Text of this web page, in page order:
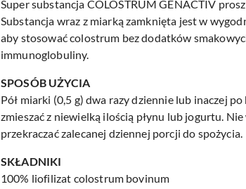
Super substancja COLOSTRUM GENACTIV
Substancja wraz z miarką zamknięta jest w
aby stosować colostrum bez dodatków
immunoglobuliny.
SPOSÓB UŻYCIA
Pół miarki (0,5 g) dwa razy dziennie lub inaczej
zmieszać z niewielką ilością płynu lub jogurtu.
przekraczać zalecanej dziennej porcji do spożycia.
SKŁADNIKI
100% liofilizat colostrum bovinum